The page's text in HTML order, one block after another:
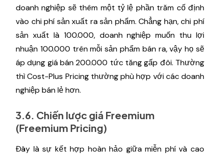
doanh nghiệp sẽ thêm một tỷ lệ phần trăm cố định
vào chi phí sản xuất ra sản phẩm. Chẳng hạn, chi phí
sản xuất là 100.000, doanh nghiệp muốn thu lợi
nhuận 100.000 trên mỗi sản phẩm bán ra, vậy họ sẽ
áp dụng giá bán 200.000 tức tăng gấp đôi. Thường
thì Cost-Plus Pricing thường phù hợp với các doanh
nghiệp bán lẻ hơn.
3.6. Chiến lược giá Freemium
(Freemium Pricing)
Đây là sự kết hợp hoàn hảo giữa miễn phí và cao